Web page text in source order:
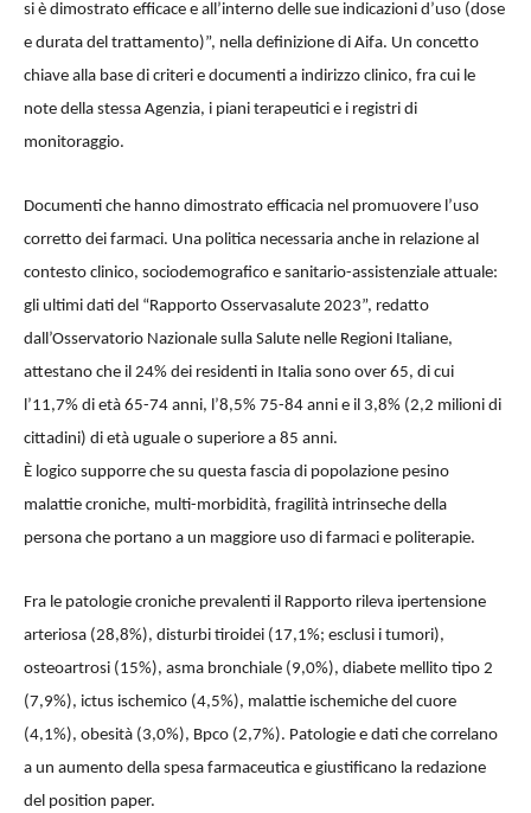
si è dimostrato efficace e all’interno delle sue indicazioni d’uso (dose
e durata del trattamento)”, nella definizione di Aifa. Un concetto
chiave alla base di criteri e documenti a indirizzo clinico, fra cui le
note della stessa Agenzia, i piani terapeutici e i registri di
monitoraggio.
Documenti che hanno dimostrato efficacia nel promuovere l’uso
corretto dei farmaci. Una politica necessaria anche in relazione al
contesto clinico, sociodemografico e sanitario-assistenziale attuale:
gli ultimi dati del “Rapporto Osservasalute 2023”, redatto
dall’Osservatorio Nazionale sulla Salute nelle Regioni Italiane,
attestano che il 24% dei residenti in Italia sono over 65, di cui
l’11,7% di età 65-74 anni, l’8,5% 75-84 anni e il 3,8% (2,2 milioni di
cittadini) di età uguale o superiore a 85 anni.
È logico supporre che su questa fascia di popolazione pesino
malattie croniche, multi-morbidità, fragilità intrinseche della
persona che portano a un maggiore uso di farmaci e politerapie.
Fra le patologie croniche prevalenti il Rapporto rileva ipertensione
arteriosa (28,8%), disturbi tiroidei (17,1%; esclusi i tumori),
osteoartrosi (15%), asma bronchiale (9,0%), diabete mellito tipo 2
(7,9%), ictus ischemico (4,5%), malattie ischemiche del cuore
(4,1%), obesità (3,0%), Bpco (2,7%). Patologie e dati che correlano
a un aumento della spesa farmaceutica e giustificano la redazione
del position paper.